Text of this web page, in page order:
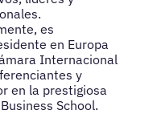
es
en Europa
Internacional
y
en la prestigiosa
Business School.